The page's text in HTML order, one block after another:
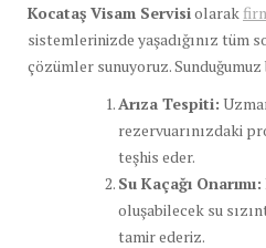
Kocataş Visam Servisiolarak
sistemlerinizde yaşadığınız tüm
çözümler sunuyoruz.
Arıza Tespiti:
rezervuarınızdaki
teşhis eder.
Su Kaçağı Onarımı:
oluşabilecek su
tamir ederiz.